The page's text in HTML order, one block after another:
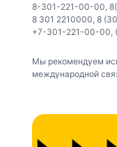
8-301-221-00-00
8 301 2210000 8
+7-301-221-00-00
Мы рекомендуем
международной